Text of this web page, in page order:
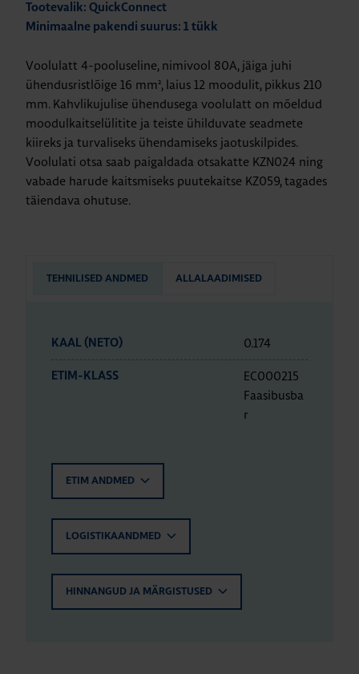
Tootevalik: QuickConnect
Minimaalne pakendi suurus: 1 tükk
Voolulatt 4-pooluseline, nimivool 80A, jäiga juhi
ühendusristlõige 16 mm², laius 12 moodulit, pikkus 210
mm. Kahvlikujulise ühendusega voolulatt on mõeldud
moodulkaitselülitite ja teiste ühilduvate seadmete
kiireks ja turvaliseks ühendamiseks jaotuskilpides.
Voolulati otsa saab paigaldada otsakatte KZN024 ning
vabade harude kaitsmiseks puutekaitse KZ059, tagades
täiendava ohutuse.
TEHNILISED ANDMED ALLALAADIMISED
KAAL (NETO) 0.174
ETIM-KLASS
EC000215
Faasibusba
r
ETIM ANDMED
LOGISTIKAANDMED
HINNANGUD JA MÄRGISTUSED